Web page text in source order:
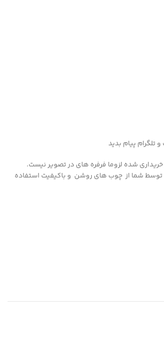
شده لزوما فرفره های در تصویر نیست.
شما از چوب های روشن و باکیفیت استفاده